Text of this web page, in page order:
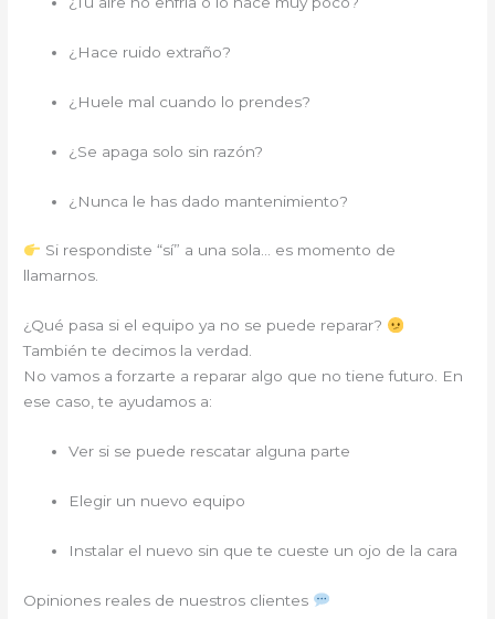
¿Hace ruido extraño?
¿Huele mal cuando lo prendes?
¿Se apaga solo sin razón?
¿Nunca le has dado mantenimiento?
Si respondiste “sí” a una sola… es momento de
llamarnos.
¿Qué pasa si el equipo ya no se puede reparar?
También te decimos la verdad.
No vamos a forzarte a reparar algo que no tiene futuro. En
ese caso, te ayudamos a:
Ver si se puede rescatar alguna parte
Elegir un nuevo equipo
Instalar el nuevo sin que te cueste un ojo de la cara
Opiniones reales de nuestros clientes